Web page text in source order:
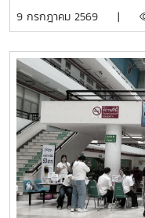
ที่ 6–7 กรกฎาคม 2569
บุคลากรจากทั้งเครือข่า
เอกชนแห่งประเทศไทย
พัฒนาองค์ความรู้และทัก
ครอบคลุมตั้งแต่:ความรู้พื้
ปัญหา และปัจจัยเสี่ยงต่า
เบื้องต้น: ด้วยเครื่องมือม
ST-5 ทักษะการให้คำปรึ
(Active Listening), ควา
ปฐมพยาบาลทางจิตใจ
9 กรกฎาคม 2569 |